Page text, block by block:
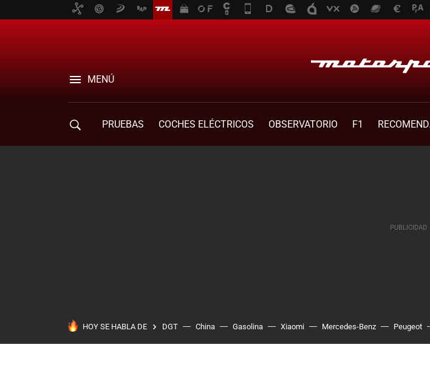
MENÚ
PRUEBAS COCHES ELÉCTRICOS OBSERVATORIO F1
HOY SE HABLA DE DGT China Gasolina Xiaomi Mercedes-Benz Peugeot